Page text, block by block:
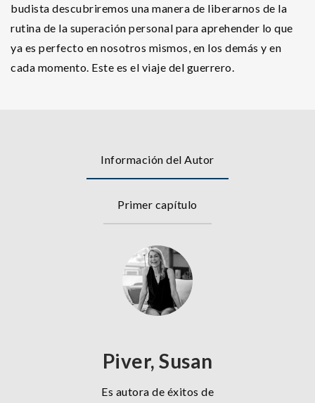
budista descubriremos una manera de liberarnos de la
rutina de la superación personal para aprehender lo que
ya es perfecto en nosotros mismos, en los demás y en
cada momento. Este es el viaje del guerrero.
Información del Autor
Primer capítulo
Piver, Susan
Es autora de éxitos de